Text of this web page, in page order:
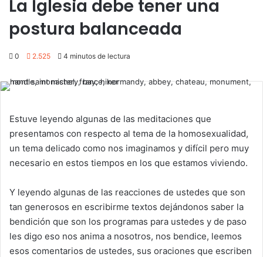
La Iglesia debe tener una
postura balanceada
0 2.525 4 minutos de lectura
Estuve leyendo algunas de las meditaciones que
presentamos con respecto al tema de la homosexualidad,
un tema delicado como nos imaginamos y difícil pero muy
necesario en estos tiempos en los que estamos viviendo.
Y leyendo algunas de las reacciones de ustedes que son
tan generosos en escribirme textos dejándonos saber la
bendición que son los programas para ustedes y de paso
les digo eso nos anima a nosotros, nos bendice, leemos
esos comentarios de ustedes, sus oraciones que escriben